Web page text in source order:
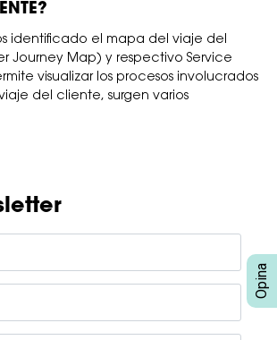
identificado el mapa del viaje del
Journey Map) y respectivo Service
visualizar los procesos involucrados
del cliente, surgen varios